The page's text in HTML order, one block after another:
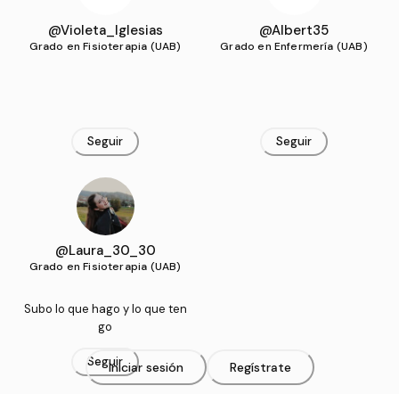
@Violeta_Iglesias
Grado en Fisioterapia (UAB)
Seguir
@Albert35
Grado en Enfermería (UAB)
Seguir
@Laura_30_30
Grado en Fisioterapia (UAB)
Subo lo que hago y lo que ten
go
SeguirIniciar sesión Regístrate